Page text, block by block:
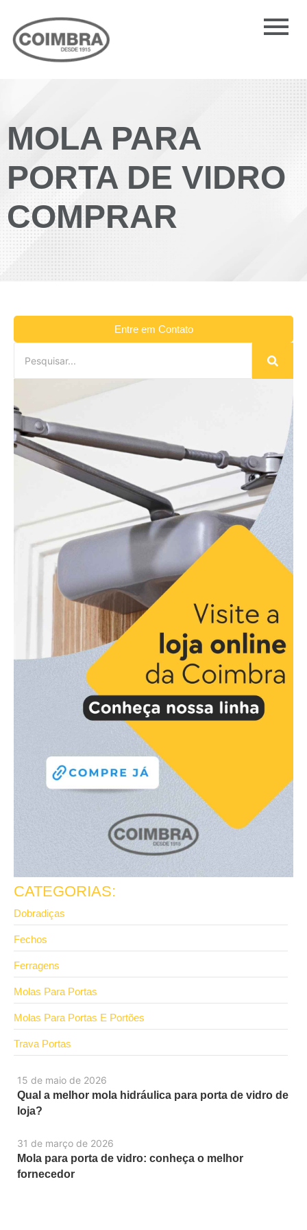
MOLA PARA
PORTA DE VIDRO
COMPRAR
15 de maio de 2026
Qual a melhor mola hidráulica para porta de vidro de
loja?
31 de março de 2026
Mola para porta de vidro: conheça o melhor
fornecedor
Entre em Contato
CATEGORIAS:
Dobradiças
Fechos
Ferragens
Molas Para Portas
Molas Para Portas E Portões
Trava Portas